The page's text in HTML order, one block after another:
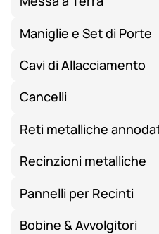
Maniglie e Set di Porte
Cavi di Allacciamento
Cancelli
Reti metalliche
Recinzioni metalliche
Pannelli per Recinti
Bobine & Avvolgitori